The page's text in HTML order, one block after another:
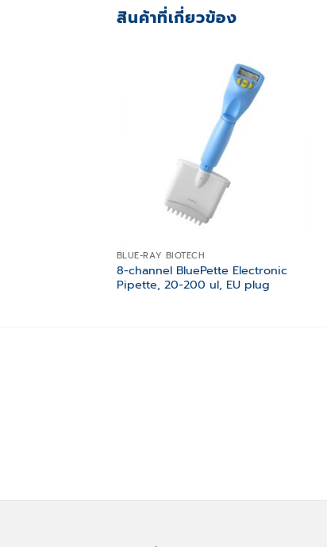
สินค้าที่เกี่ยวข้อง
BLUE-RAY BIOTECH
8-channel BluePette Electronic
Pipette, 20-200 ul, EU plug